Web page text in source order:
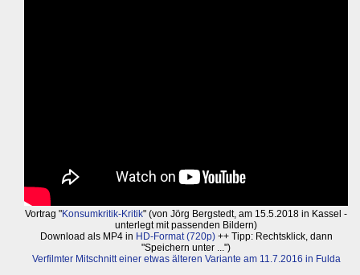
Vortrag "Konsumkritik-Kritik" (von Jörg Bergstedt, am 15.5.2018 in Kassel -
unterlegt mit passenden Bildern)
Download als MP4 in HD-Format (720p)++ Tipp: Rechtsklick, dann
"Speichern unter ...")
Verfilmter Mitschnitt einer etwas älteren Variante am 11.7.2016 in Fulda